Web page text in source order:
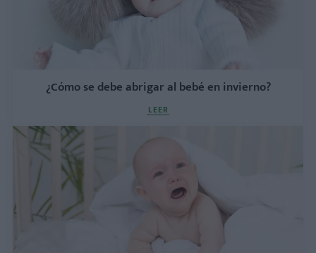
¿Cómo se debe abrigar al bebé en invierno?
LEER